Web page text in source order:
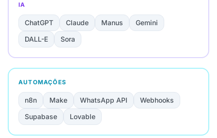
IA
ChatGPT Claude Manus
Gemini
DALL-E
Sora
AUTOMAÇÕES
n8n Make WhatsApp API
Webhooks
Supabase
Lovable